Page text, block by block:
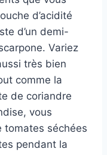
d’acidité
d’un demi-
Variez
très bien
comme la
de coriandre
vous
tomates séchées
pendant la